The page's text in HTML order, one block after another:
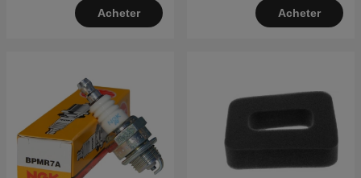
Acheter Acheter